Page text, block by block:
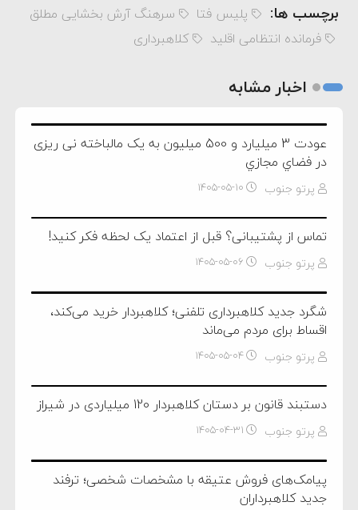
برچسب ها: پلیس فتا
سرهنگ آرش بخشایی مطلق
فرمانده انتظامی اقلید
کلاهبرداری
اخبار مشابه
عودت 3 ميليارد و 500 میلیون به يک مالباخته نی ریزی
در فضاي مجازي
پرتو جنوب ۱۴۰۵-۰۵-۱۰
تماس از پشتیبانی؟ قبل از اعتماد یک لحظه فکر کنید!
پرتو جنوب ۱۴۰۵-۰۵-۰۶
شگرد جدید کلاهبرداری تلفنی؛ کلاهبردار خرید می‌کند،
اقساط برای مردم می‌ماند
پرتو جنوب ۱۴۰۵-۰۵-۰۴
دستبند قانون بر دستان کلاهبردار 120 میلیاردی در شیراز
پرتو جنوب ۱۴۰۵-۰۴-۳۱
پیامک‌های فروش عتیقه با مشخصات شخصی؛ ترفند
جدید کلاهبرداران